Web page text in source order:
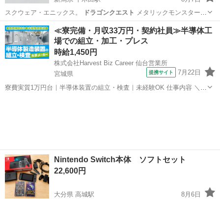
スクウェア・エニックス。
ドラゴンクエスト メタリックモンスターズ
ギャラリ…
新潟 胎内市 平木田駅 フィギュア キラーマシン
≪寮完備・月収33万円・契約社員≫半導体工
場での組立・加工・プレス
時給1,450円
株式会社Harvest Biz Career 仙台営業所
宮城県
提携サイト 7月22日
寮費実質1万円台｜半導体装置の組立・検査｜未経験OK 仕事内容 ＼半
Nintendo Switch本体 ソフトセット
22,600円
大分県 高城駅
8月6日